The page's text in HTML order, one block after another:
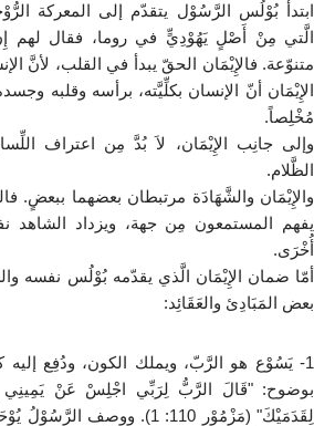
ابتدأ بُوْلُس الرَّسُوْل يتقدّم إلى المعركة
الَّتي مِنْ أَصْلٍ يَهُوْدِيٍّ في روما، فقال لهم
متنوّعة. فالإِيْمَان الحقّ يبدأ في القلب، لأنَّ
الإِيْمَان أنّ الإنسان بكلِّيَّته، برأسه وقلبه
مُخْلِصاً.
وإلى جانِب الإِيْمَان، لاَ بُدَّ مِن اعتراف
الظَّلام.
والإِيْمَان والشَّهَادَة مرتبطان بعضهما ببعضٍ.
يفهم المستمعون مِن جهة، ويزداد الشاهد
أُخْرَى.
أمّا ضمان الإِيْمَان الَّذي يقدّمه بُوْلُس نفسه
بعض المَبَادِئ والعَقَائِد:
1- يَسُوْع هو الرَّبّ، ويملك الكون، ودُفِع
بوضوح: "قَالَ الرَّبُّ لِرَبِّي اجْلِسْ عَنْ
لِقَدَمَيْكَ" (مَزْمُوْر 110: 1). ووصف